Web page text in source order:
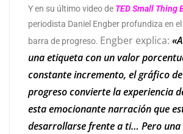
Y en su último video de TED Small Thing
periodista Daniel Engber profundiza en
barra de progreso. Engber explica:
una etiqueta con un valor
constante incremento, el gráfico
progreso convierte la experiencia
esta emocionante narración que
desarrollarse frente a ti… Pero una